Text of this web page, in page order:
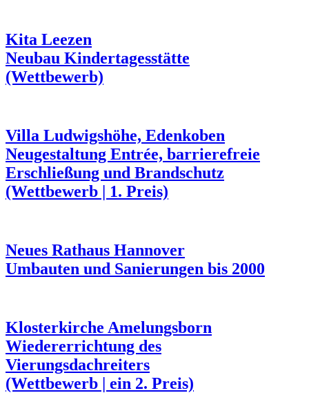
Kita Leezen
Neubau Kindertagesstätte
(Wettbewerb)
Villa Ludwigshöhe, Edenkoben
Neugestaltung Entrée, barrierefreie
Erschließung und Brandschutz
(Wettbewerb | 1. Preis)
Neues Rathaus Hannover
Umbauten und Sanierungen bis 2000
Klosterkirche Amelungsborn
Wiedererrichtung des
Vierungsdachreiters
(Wettbewerb | ein 2. Preis)